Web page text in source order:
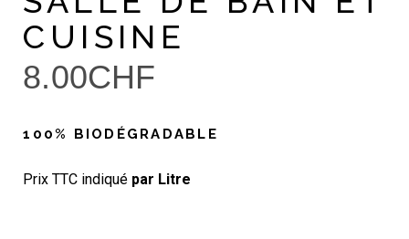
CUISINE
8.00CHF
100% BIODÉGRADABLE
Prix TTC indiqué par Litre